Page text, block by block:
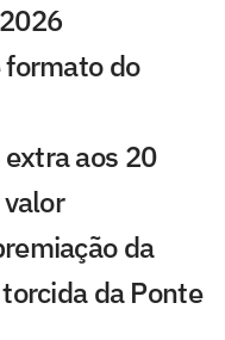
formato do
aos 20
da
da Ponte